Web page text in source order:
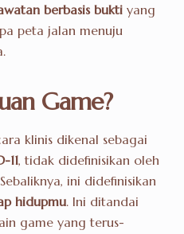
berbasis bukti yang
peta jalan menuju
Game?
klinis dikenal sebagai
11, tidak didefinisikan oleh
ini didefinisikan
hidupmu. Ini ditandai
game yang terus-